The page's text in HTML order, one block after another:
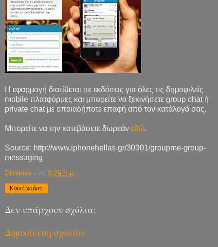
Η εφαρμογή διατίθεται σε εκδόσεις για όλες τις δημοφιλείς
mobile πλατφόρμες και μπορείτε να ξεκινήσετε group chat ή
private chat με οποιαδήποτε επαφή από τον κατάλογό σας.
Μπορείτε να την κατεβάσετε δωρεάν εδώ.
Source: http://www.iphonehellas.gr/30301/groupme-group-
messaging
Dimitrios στις 9:25 π.μ.
Κοινή χρήση
Δεν υπάρχουν σχόλια:
Δημοσίευση σχολίου